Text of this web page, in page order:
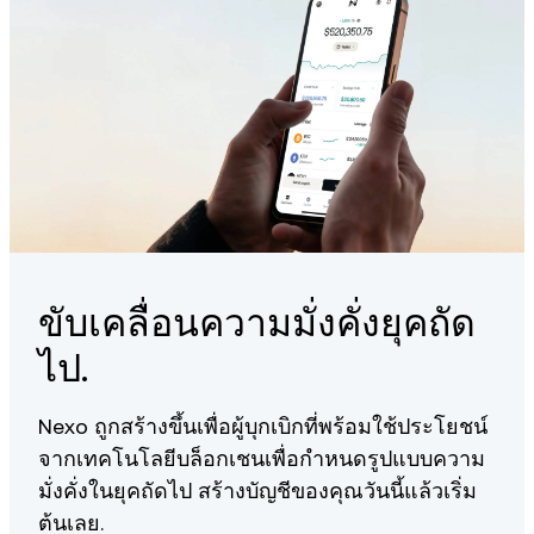
ISO/IEC 27001:2013 accredited information management
24/7 Client Care team providing personalized service
that goes beyond the standard.
You can learn more about our fundamentals here
ขับเคลื่อนความมั่งคั่งยุคถัด
ไป.
Nexo ถูกสร้างขึ้นเพื่อผู้บุกเบิกที่พร้อมใช้ประโยชน์
จากเทคโนโลยีบล็อกเชนเพื่อกำหนดรูปแบบความ
มั่งคั่งในยุคถัดไป สร้างบัญชีของคุณวันนี้แล้วเริ่ม
ต้นเลย.